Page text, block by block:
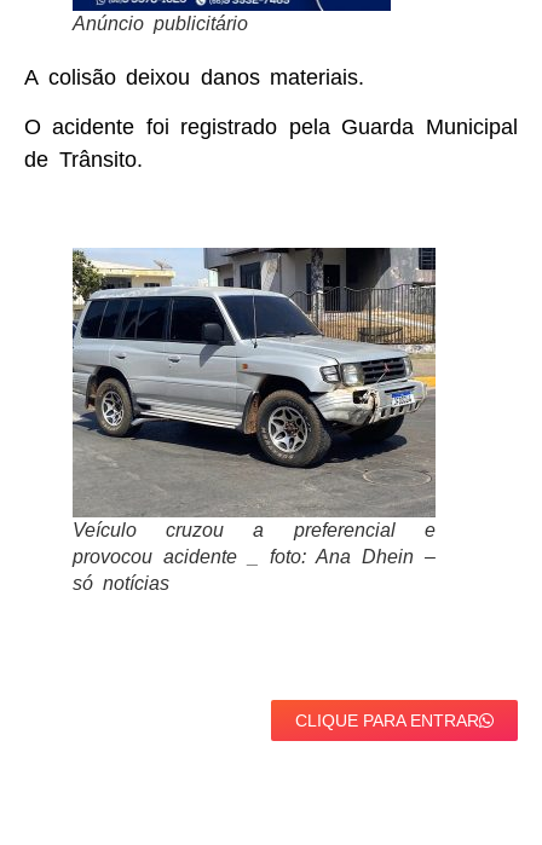
Anúncio publicitário
A colisão deixou danos materiais.
O acidente foi registrado pela Guarda Municipal
de Trânsito.
Veículo cruzou a preferencial e
provocou acidente _ foto: Ana Dhein –
só notícias
CLIQUE PARA ENTRAR